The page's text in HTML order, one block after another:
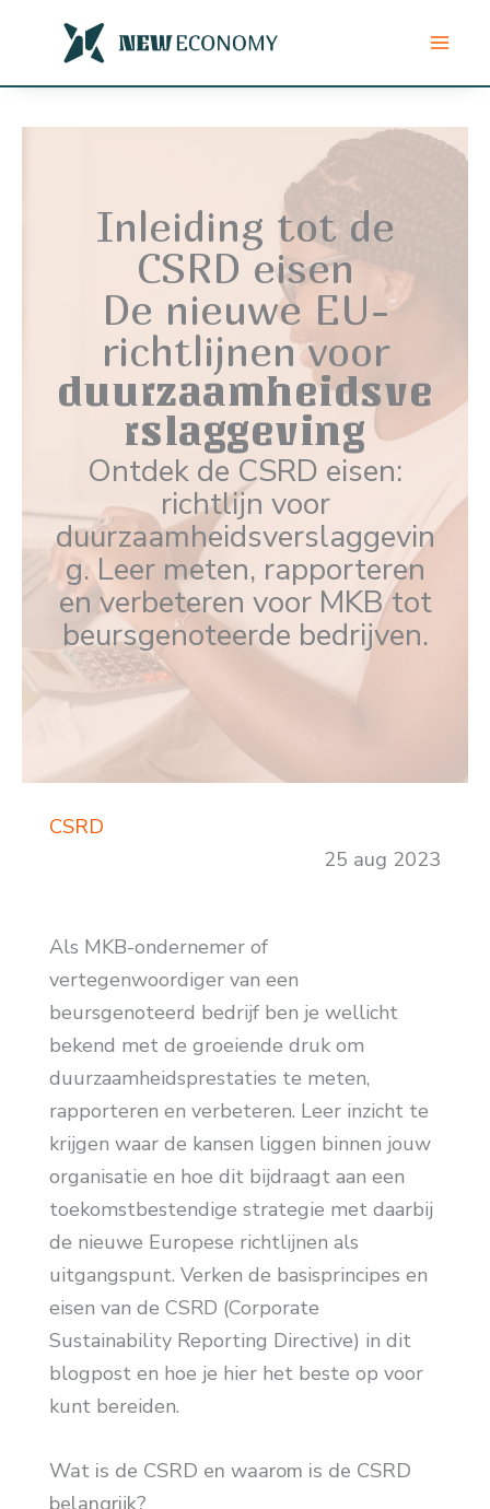
de
Inleiding tot de
CSRD eisen
De nieuwe EU-
richtlijnen voor
duurzaamheidsve
rslaggeving
Ontdek de CSRD eisen:
richtlijn voor
duurzaamheidsverslaggevin
g. Leer meten, rapporteren
en verbeteren voor MKB tot
beursgenoteerde bedrijven.
CSRD
25 aug 2023
Als MKB-ondernemer of
vertegenwoordiger van een
beursgenoteerd bedrijf ben je wellicht
bekend met de groeiende druk om
duurzaamheidsprestaties te meten,
rapporteren en verbeteren. Leer inzicht te
krijgen waar de kansen liggen binnen jouw
organisatie en hoe dit bijdraagt aan een
toekomstbestendige strategie met daarbij
de nieuwe Europese richtlijnen als
uitgangspunt. Verken de basisprincipes en
eisen van de CSRD (Corporate
Sustainability Reporting Directive) in dit
blogpost en hoe je hier het beste op voor
kunt bereiden.
Wat is de CSRD en waarom is de CSRD